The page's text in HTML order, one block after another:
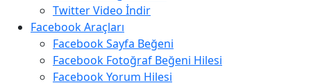
Twitter Video İndir
Facebook Araçları
Facebook Sayfa Beğeni
Facebook Fotoğraf Beğeni Hilesi
Facebook Yorum Hilesi